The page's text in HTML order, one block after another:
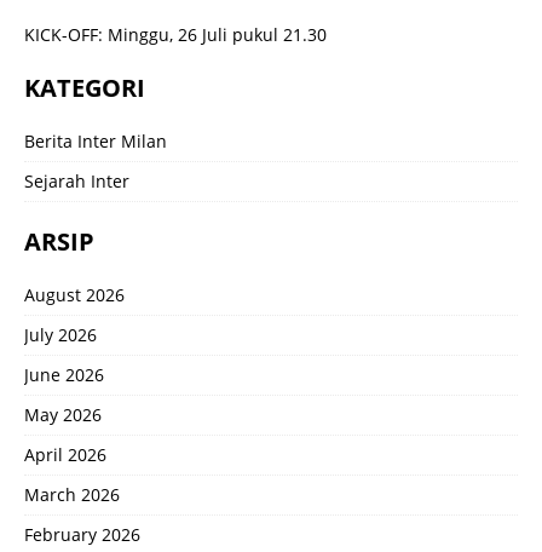
KICK-OFF: Minggu, 26 Juli pukul 21.30
KATEGORI
Berita Inter Milan
Sejarah Inter
ARSIP
August 2026
July 2026
June 2026
May 2026
April 2026
March 2026
February 2026